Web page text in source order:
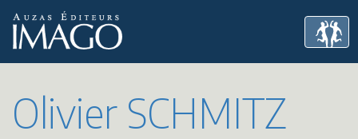
Olivier SCHMITZ